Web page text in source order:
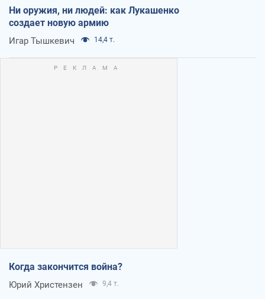
Ни оружия, ни людей: как Лукашенко
создает новую армию
Игар Тышкевич 14,4 т.
Когда закончится война?
Юрий Христензен 9,4 т.